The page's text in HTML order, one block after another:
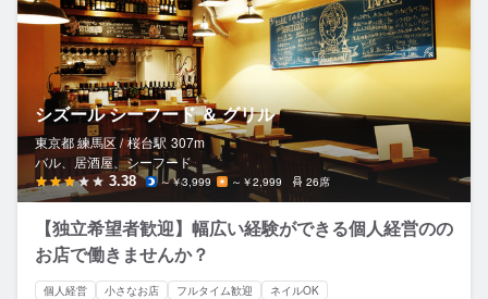
シズール シーフード ＆ グリル
東京都 練馬区 / 桜台駅 307m
バル、居酒屋、シーフード
3.38 ～￥3,999 ～￥2,999 26席
【独立希望者歓迎】幅広い経験ができる個人経営のの
お店で働きませんか？
個人経営 小さなお店 フルタイム歓迎 ネイルOK